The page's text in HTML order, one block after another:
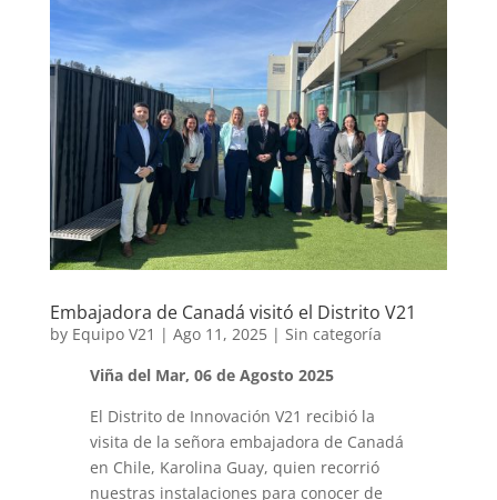
Embajadora de Canadá visitó el Distrito V21
by Equipo V21 | Ago 11, 2025| Sin categoría
Viña del Mar, 06 de Agosto 2025
El Distrito de Innovación V21 recibió la
visita de la señora embajadora de Canadá
en Chile, Karolina Guay, quien recorrió
nuestras instalaciones para conocer de